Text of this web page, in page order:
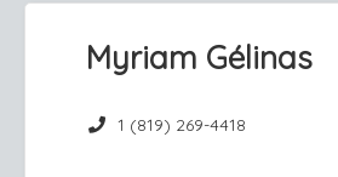
Myriam Gélinas
1 (819) 269-4418